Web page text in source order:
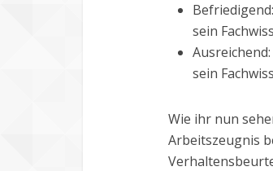
sein
sein
Wie ihr nun
Arbeitszeugnis